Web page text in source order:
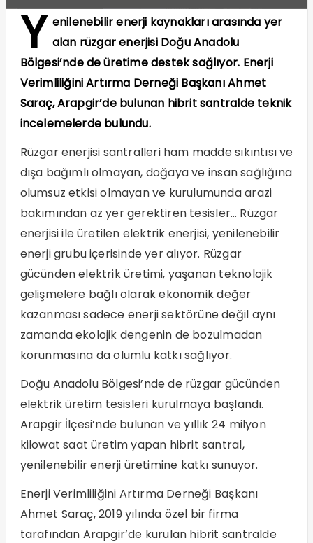
Y enilenebilir enerji kaynakları arasında yer
alan rüzgar enerjisi Doğu Anadolu
Bölgesi’nde de üretime destek sağlıyor. Enerji
Verimliliğini Artırma Derneği Başkanı Ahmet
Saraç, Arapgir’de bulunan hibrit santralde teknik
incelemelerde bulundu.
Rüzgar enerjisi santralleri ham madde sıkıntısı ve
dışa bağımlı olmayan, doğaya ve insan sağlığına
olumsuz etkisi olmayan ve kurulumunda arazi
bakımından az yer gerektiren tesisler… Rüzgar
enerjisi ile üretilen elektrik enerjisi, yenilenebilir
enerji grubu içerisinde yer alıyor. Rüzgar
gücünden elektrik üretimi, yaşanan teknolojik
gelişmelere bağlı olarak ekonomik değer
kazanması sadece enerji sektörüne değil aynı
zamanda ekolojik dengenin de bozulmadan
korunmasına da olumlu katkı sağlıyor.
Doğu Anadolu Bölgesi’nde de rüzgar gücünden
elektrik üretim tesisleri kurulmaya başlandı.
Arapgir İlçesi’nde bulunan ve yıllık 24 milyon
kilowat saat üretim yapan hibrit santral,
yenilenebilir enerji üretimine katkı sunuyor.
Enerji Verimliliğini Artırma Derneği Başkanı
Ahmet Saraç, 2019 yılında özel bir firma
tarafından Arapgir’de kurulan hibrit santralde